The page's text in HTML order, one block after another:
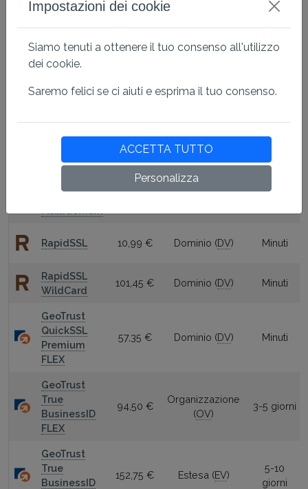
WildCard
Commercial
Multidomain
19,90 € Dominio (DV) Minuti
Certum
64,90 €
Organizzazione
3-5 giorni
Trusted
Organizzazione
(OV)
3-5 giorni
RapidSSL 10,99 € Dominio (DV) Minuti
RapidSSL
WildCard
101,45 € Dominio (DV) Minuti
GeoTrust
QuickSSL
Premium
FLEX
57,35 € Dominio (DV) Minuti
GeoTrust
True
BusinessID
FLEX
94,50 €
Organizzazione
(OV)
3-5 giorni
GeoTrust
True
BusinessID
152,75 € Estesa (EV)
5-10
giorni
Impostazioni dei cookie
Siamo tenuti a ottenere il tuo consenso all'utilizzo
dei cookie.
Saremo felici se ci aiuti e esprima il tuo consenso.
ACCETTA TUTTO
Personalizza